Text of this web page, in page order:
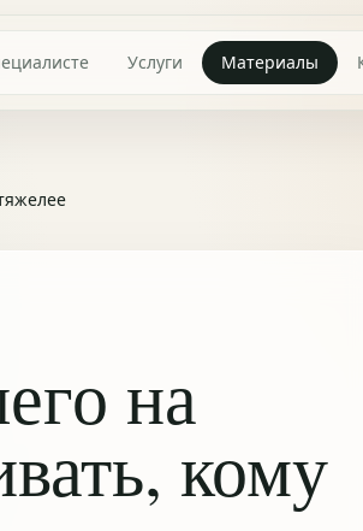
Услуги Материалы
на
кому